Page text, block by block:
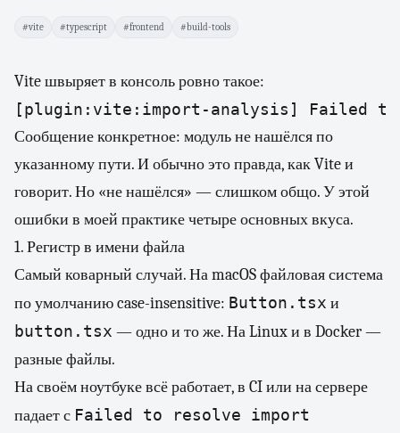
#vite #typescript #frontend #build-tools
Vite швыряет в консоль ровно такое:
[plugin:vite:import-analysis] Failed
Сообщение конкретное: модуль не нашёлся по
указанному пути. И обычно это правда, как Vite и
говорит. Но «не нашёлся» — слишком общо. У этой
ошибки в моей практике четыре основных вкуса.
1. Регистр в имени файла
Самый коварный случай. На macOS файловая система
по умолчанию case-insensitive: Button.tsx и
button.tsx — одно и то же. На Linux и в Docker —
разные файлы.
На своём ноутбуке всё работает, в CI или на сервере
падает с Failed to resolve import